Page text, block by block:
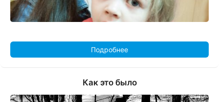
Подробнее
Как это было